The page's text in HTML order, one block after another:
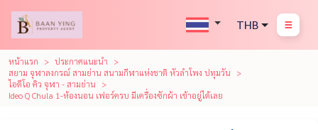
THB
หน้าแรก
ประกาศแนะนำ
สยาม จุฬาลงกรณ์ สามย่าน สนามกีฬาแห่งชาติ หัวลำโพง ปทุมวัน
ไอดีโอ คิว จุฬา - สามย่าน
Ideo Q Chula 1-ห้องนอน เฟอร์ครบ มีเครื่องซักผ้า เข้าอยู่ได้เลย